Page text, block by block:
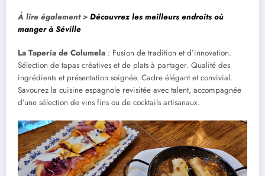
À lire également > Découvrez les meilleurs endroits où
manger à Séville
La Tapería de Columela : Fusion de tradition et d’innovation.
Sélection de tapas créatives et de plats à partager. Qualité des
ingrédients et présentation soignée. Cadre élégant et convivial.
Savourez la cuisine espagnole revisitée avec talent, accompagnée
d’une sélection de vins fins ou de cocktails artisanaux.